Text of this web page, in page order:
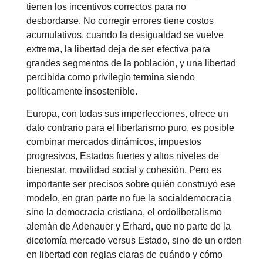
tienen los incentivos correctos para no
desbordarse. No corregir errores tiene costos
acumulativos, cuando la desigualdad se vuelve
extrema, la libertad deja de ser efectiva para
grandes segmentos de la población, y una libertad
percibida como privilegio termina siendo
políticamente insostenible.
Europa, con todas sus imperfecciones, ofrece un
dato contrario para el libertarismo puro, es posible
combinar mercados dinámicos, impuestos
progresivos, Estados fuertes y altos niveles de
bienestar, movilidad social y cohesión. Pero es
importante ser precisos sobre quién construyó ese
modelo, en gran parte no fue la socialdemocracia
sino la democracia cristiana, el ordoliberalismo
alemán de Adenauer y Erhard, que no parte de la
dicotomía mercado versus Estado, sino de un orden
en libertad con reglas claras de cuándo y cómo